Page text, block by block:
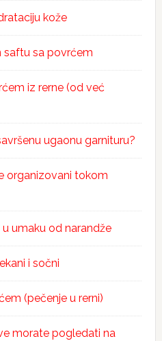
kože
saftu sa povrćem
iz rerne (od već
ugaonu garnituru?
organizovani tokom
umaku od narandže
i sočni
(pečenje u rerni)
morate pogledati na